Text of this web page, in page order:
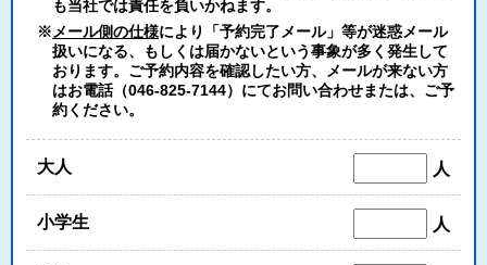
も当社では責任を負いかねます。
※メール側の仕様により「予約完了メール」等が迷惑メール
扱いになる、もしくは届かないという事象が多く発生して
おります。ご予約内容を確認したい方、メールが来ない方
はお電話（046-825-7144）にてお問い合わせまたは、ご予
約ください。
大人 人
小学生 人